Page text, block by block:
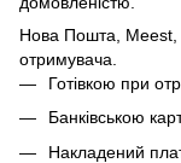
Нова Пошта, Meest,
отримувача.
Готівкою при
Банківською
Накладений